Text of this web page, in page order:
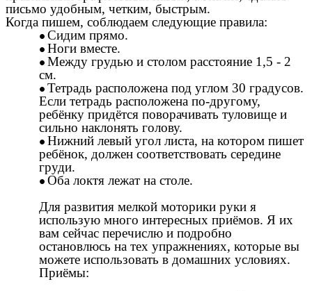
письмо удобным, четким, быстрым.
Когда пишем, соблюдаем следующие правила:
Сидим прямо.
Ноги вместе.
Между грудью и столом расстояние 1,5 - 2
см.
Тетрадь расположена под углом 30 градусов.
Если тетрадь расположена по-другому,
ребёнку придётся поворачивать туловище и
сильно наклонять голову.
Нижний левый угол листа, на котором пишет
ребёнок, должен соответствовать середине
груди.
Оба локтя лежат на столе.
Для развития мелкой моторики руки я
использую много интересных приёмов. Я их
вам сейчас перечислю и подробно
остановлюсь на тех упражнениях, которые вы
можете использовать в домашних условиях.
Приёмы: